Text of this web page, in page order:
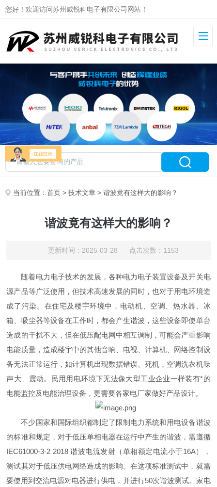
您好！欢迎访问苏州威锐科电子有限公司网站！
当前位置：首页 >技术文章 > 谐波竟有这样大的影响？
谐波竟有这样大的影响？
更新时间：2025-03-28 点击次数：1153
随着电力电子技术的发展，各种电力电子装置设备及开关电
源产品等广泛使用，但技术高速发展的同时，也对于用电环境造
成了污染。在住宅及楼宇环境中，电动机、空调、热水器、冰
箱、吸尘器等设备在工作时，都会产生谐波，这些设备即使单台
造成的干扰不大，但在低压配电网中相互调制，可能会严重影响
电能质量，造成楼宇中的其他音响、电视、计算机、网络控制设
备无法正常运行，如计算机出现数据错误、死机，空调洗衣机噪
声大、震动。民用用电环境下无法像大型工业企业一样装有*的
电能监控及电能治理设备，更需要各家电厂家做好产品设计。
不少国家和国际组织都制定了限制电力系统和用电设备谐波
的标准和规定，对于低压单相电器在运行中产生的谐波，需遵循
IEC61000-3-2 2018 谐波电流发射（单相额定电流小于16A），
测试其对于低压供电网络造成的影响。在这项标准测试中，就需
要使用到交流电源对电器进行供电，并进行50次谐波测试。家电